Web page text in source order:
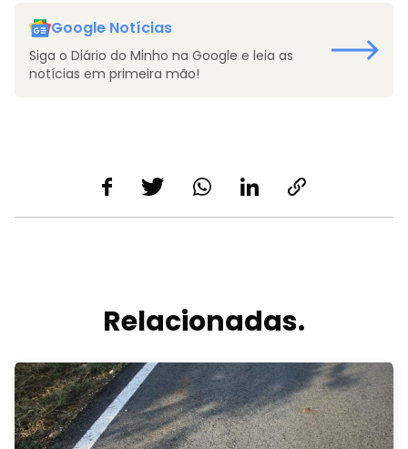
Google Notícias
Siga o Diário do Minho na Google e leia as
notícias em primeira mão!
Relacionadas.